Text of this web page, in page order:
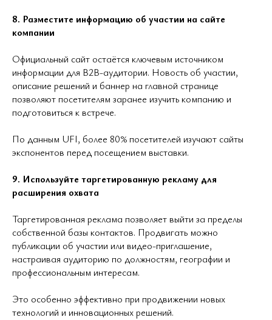
8. Разместите информацию об участии на сайте
компании
Официальный сайт остаётся ключевым источником
информации для B2B-аудитории. Новость об участии,
описание решений и баннер на главной странице
позволяют посетителям заранее изучить компанию и
подготовиться к встрече.
По данным UFI, более 80% посетителей изучают сайты
экспонентов перед посещением выставки.
9. Используйте таргетированную рекламу для
расширения охвата
Таргетированная реклама позволяет выйти за пределы
собственной базы контактов. Продвигать можно
публикации об участии или видео-приглашение,
настраивая аудиторию по должностям, географии и
профессиональным интересам.
Это особенно эффективно при продвижении новых
технологий и инновационных решений.